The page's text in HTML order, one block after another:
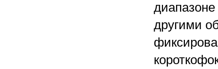
другими